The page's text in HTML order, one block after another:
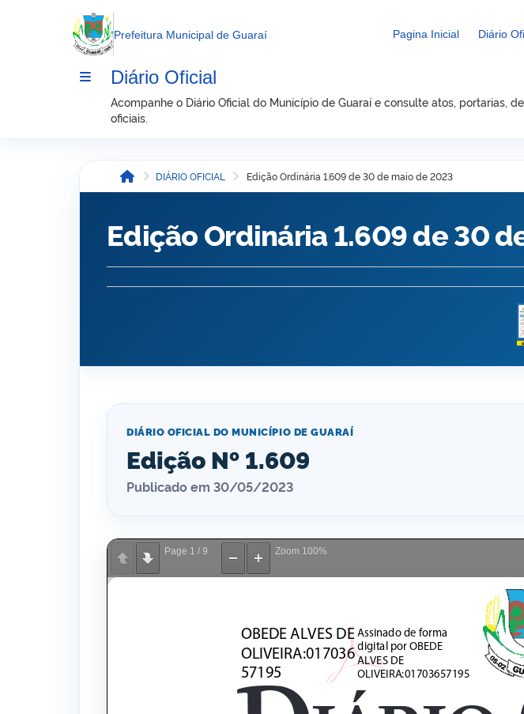
Prefeitura Municipal de Guaraí Pagina Inicial Diário
Diário Oficial
Acompanhe o Diário Oficial do Município de Guaraí e consulte atos, portarias,
oficiais.
InícioDIÁRIO OFICIAL Edição Ordinária 1.609 de 30 de maio de 2023
Edição Ordinária 1.609 de 30
DIÁRIO OFICIAL DO MUNICÍPIO DE GUARAÍ
Edição Nº 1.609
Publicado em 30/05/2023
Page 1 / 9 Zoom 100%